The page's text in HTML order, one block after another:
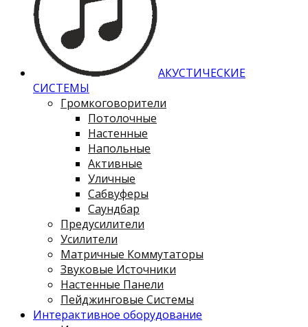
АКУСТИЧЕСКИЕ
СИСТЕМЫ
Громкоговорители
Потолочные
Настенные
Напольные
Активные
Уличные
Сабвуферы
Саундбар
Предусилители
Усилители
Матричные Коммутаторы
Звуковые Источники
Настенные Панели
Пейджинговые Системы
Интерактивное оборудование